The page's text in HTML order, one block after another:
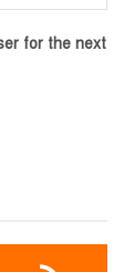
for the next